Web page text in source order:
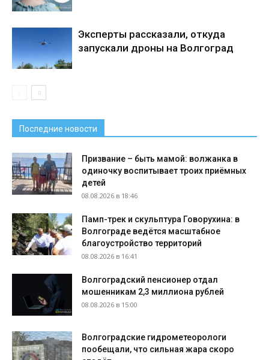
Эксперты рассказали, откуда
запускали дроны на Волгоград
Последние новости
Призвание – быть мамой: волжанка в
одиночку воспитывает троих приёмных
детей
08.08.2026 в 18:46
Памп-трек и скульптура Говорухина: в
Волгограде ведётся масштабное
благоустройство территорий
08.08.2026 в 16:41
Волгоградский пенсионер отдал
мошенникам 2,3 миллиона рублей
08.08.2026 в 15:00
Волгоградские гидрометеорологи
пообещали, что сильная жара скоро